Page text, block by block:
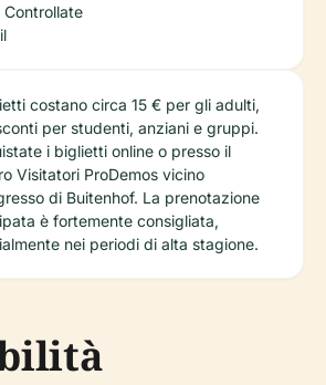
Controllate
costano circa 15 € per gli adulti,
per studenti, anziani e gruppi.
i biglietti online o presso il
Visitatori ProDemos vicino
di Buitenhof. La prenotazione
è fortemente consigliata,
nei periodi di alta stagione.